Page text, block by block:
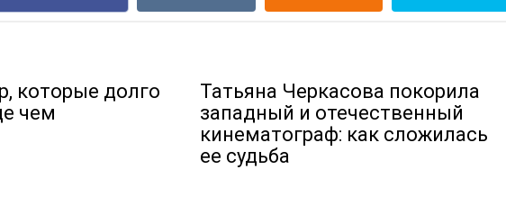
которые долго
чем
Татьяна Черкасова покорила
западный и отечественный
кинематограф: как сложилась
ее судьба